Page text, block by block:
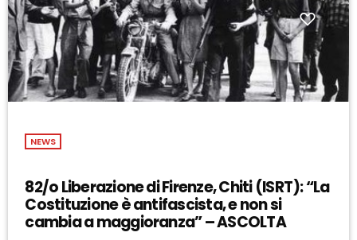
NEWS
82/o Liberazione di Firenze, Chiti (ISRT): “La
Costituzione è antifascista, e non si
cambia a maggioranza” – ASCOLTA